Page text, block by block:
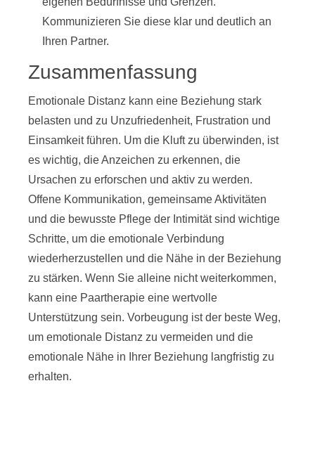
Kommunizieren Sie diese klar und deutlich an
Ihren Partner.
Zusammenfassung
Emotionale Distanz kann eine Beziehung stark
belasten und zu Unzufriedenheit, Frustration und
Einsamkeit führen. Um die Kluft zu überwinden, ist
es wichtig, die Anzeichen zu erkennen, die
Ursachen zu erforschen und aktiv zu werden.
Offene Kommunikation, gemeinsame Aktivitäten
und die bewusste Pflege der Intimität sind wichtige
Schritte, um die emotionale Verbindung
wiederherzustellen und die Nähe in der Beziehung
zu stärken. Wenn Sie alleine nicht weiterkommen,
kann eine Paartherapie eine wertvolle
Unterstützung sein. Vorbeugung ist der beste Weg,
um emotionale Distanz zu vermeiden und die
emotionale Nähe in Ihrer Beziehung langfristig zu
erhalten.